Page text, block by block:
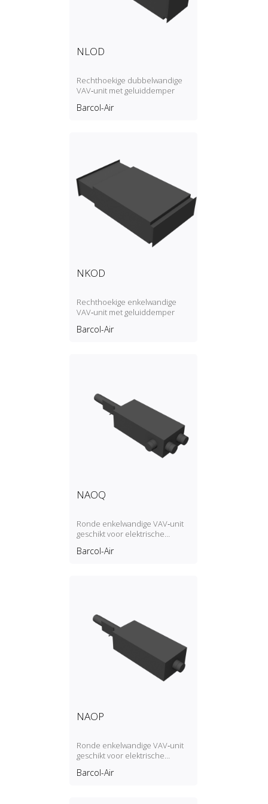
NLOD
Rechthoekige dubbelwandige
VAV‑unit met geluiddemper
Barcol-Air
NKOD
Rechthoekige enkelwandige
VAV‑unit met geluiddemper
Barcol-Air
NAOQ
Ronde enkelwandige VAV‑unit
geschikt voor elektrische
uitlaten
Barcol-Air
NAOP
Ronde enkelwandige VAV‑unit
geschikt voor elektrische
uitlaat
Barcol-Air